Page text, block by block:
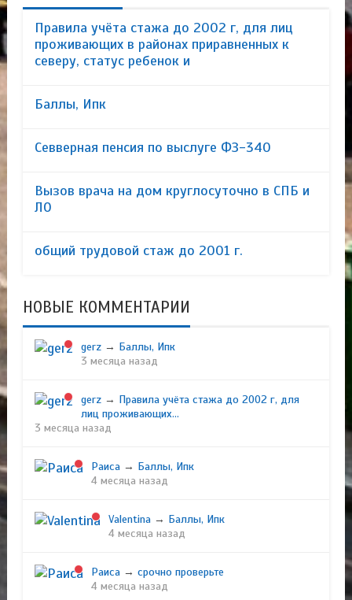
Правила учёта стажа до 2002 г, для лиц
проживающих в районах приравненных к
северу, статус ребенок и
Баллы, Ипк
Севверная пенсия по выслуге ФЗ-340
Вызов врача на дом круглосуточно в СПБ и
ЛО
общий трудовой стаж до 2001 г.
НОВЫЕ КОММЕНТАРИИ
gerz→ Баллы, Ипк
3 месяца назад
gerz→ Правила учёта стажа до 2002 г, для
лиц проживающих...
3 месяца назад
Раиса→ Баллы, Ипк
4 месяца назад
Valentina→ Баллы, Ипк
4 месяца назад
Раиса→ срочно проверьте
4 месяца назад